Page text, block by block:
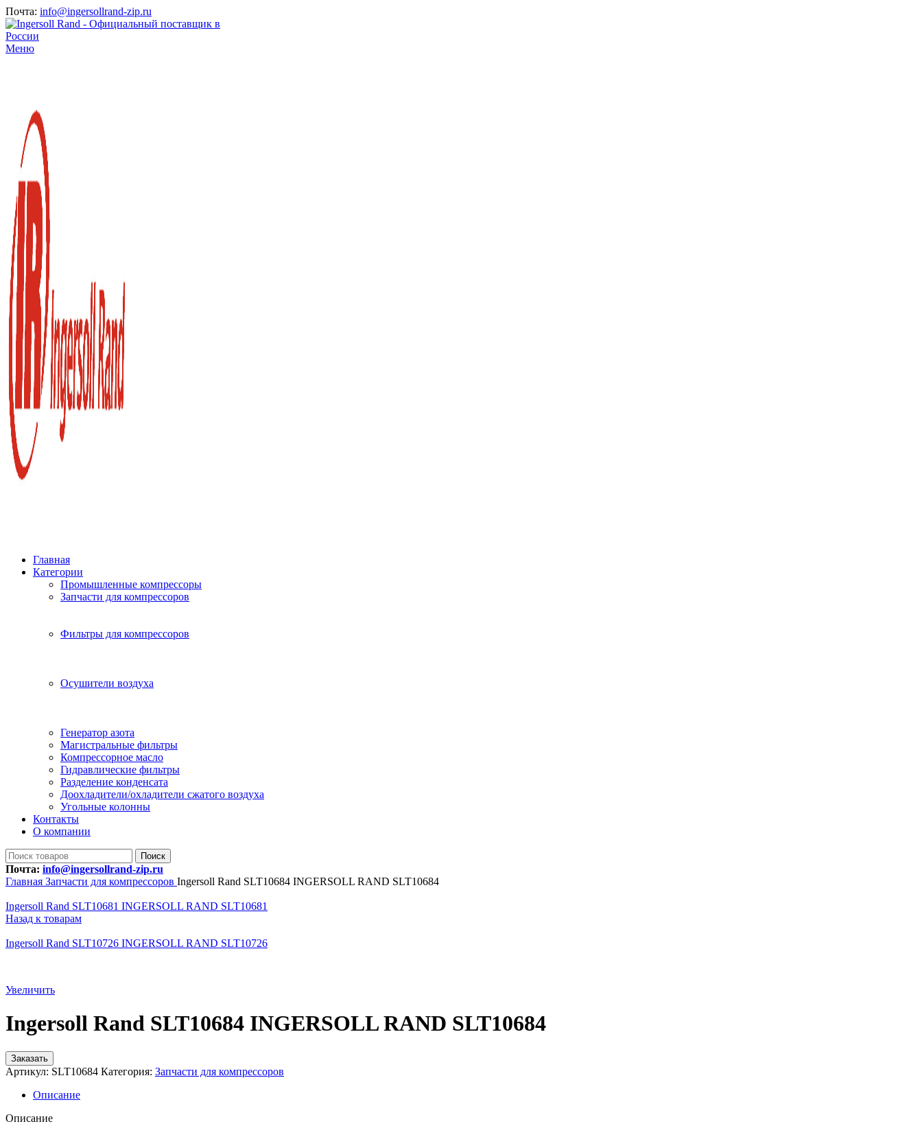
Почта: info@ingersollrand-zip.ru
Меню
Главная
Категории
Промышленные компрессоры
Запчасти для компрессоров
Фильтры для компрессоров
Осушители воздуха
Генератор азота
Магистральные фильтры
Компрессорное масло
Гидравлические фильтры
Разделение конденсата
Доохладители/охладители сжатого воздуха
Угольные колонны
Контакты
О компании
Поиск
Почта: info@ingersollrand-zip.ru
Главная Запчасти для компрессоров Ingersoll Rand SLT10684 INGERSOLL RAND SLT10684
Ingersoll Rand SLT10681 INGERSOLL RAND SLT10681
Назад к товарам
Ingersoll Rand SLT10726 INGERSOLL RAND SLT10726
Увеличить
Ingersoll Rand SLT10684 INGERSOLL RAND SLT10684
Заказать
Артикул: SLT10684 Категория: Запчасти для компрессоров
Описание
Описание